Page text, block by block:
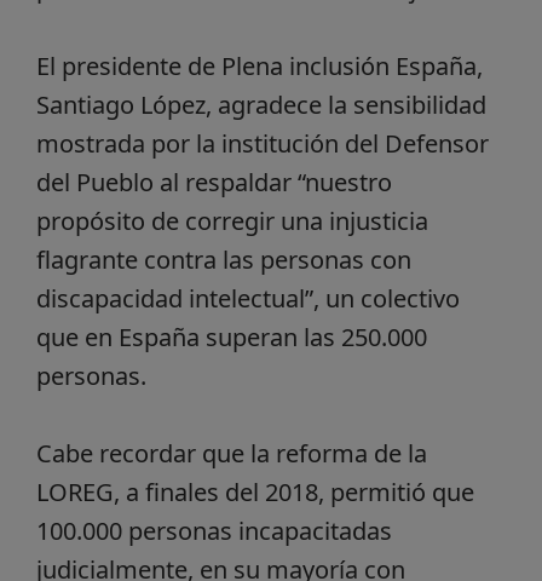
El presidente de Plena inclusión España,
Santiago López, agradece la sensibilidad
mostrada por la institución del Defensor
del Pueblo al respaldar “nuestro
propósito de corregir una injusticia
flagrante contra las personas con
discapacidad intelectual”, un colectivo
que en España superan las 250.000
personas.
Cabe recordar que la reforma de la
LOREG, a finales del 2018, permitió que
100.000 personas incapacitadas
judicialmente, en su mayoría con